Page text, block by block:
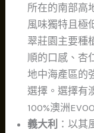
所在的南部高
風味獨特且極
翠莊園主要種
順的口感、杏
地中海產區的
選擇。選擇有
100%澳洲
義大利 ：以其